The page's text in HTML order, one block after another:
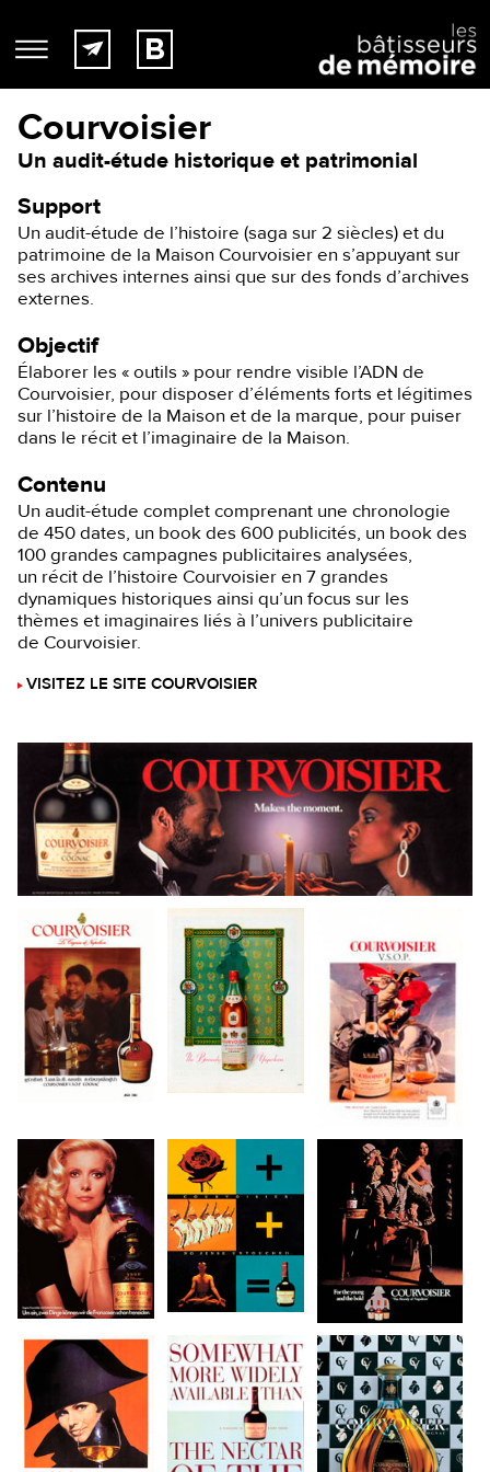
Courvoisier
Un audit-étude historique et patrimonial
Support
Un audit-étude de l’histoire (saga sur 2 siècles) et du
patrimoine de la Maison Courvoisier en s’appuyant sur
ses archives internes ainsi que sur des fonds d’archives
externes.
Objectif
Élaborer les « outils » pour rendre visible l’ADN de
Courvoisier, pour disposer d’éléments forts et légitimes
sur l’histoire de la Maison et de la marque, pour puiser
dans le récit et l’imaginaire de la Maison.
Contenu
Un audit-étude complet comprenant une chronologie
de 450 dates, un book des 600 publicités, un book des
100 grandes campagnes publicitaires analysées,
un récit de l’histoire Courvoisier en 7 grandes
dynamiques historiques ainsi qu’un focus sur les
thèmes et imaginaires liés à l’univers publicitaire
de Courvoisier.
VISITEZ LE SITE COURVOISIER